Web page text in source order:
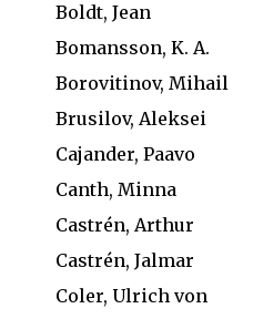
Boldt, Jean
Bomansson, K. A.
Borovitinov, Mihail
Brusilov, Aleksei
Cajander, Paavo
Canth, Minna
Castrén, Arthur
Castrén, Jalmar
Coler, Ulrich von